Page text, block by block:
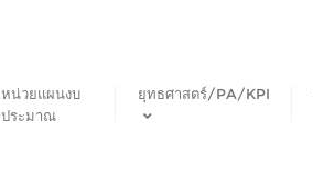
หน่วยแผนงบ
ประมาณ
ยุทธศาสตร์/PA/KPI